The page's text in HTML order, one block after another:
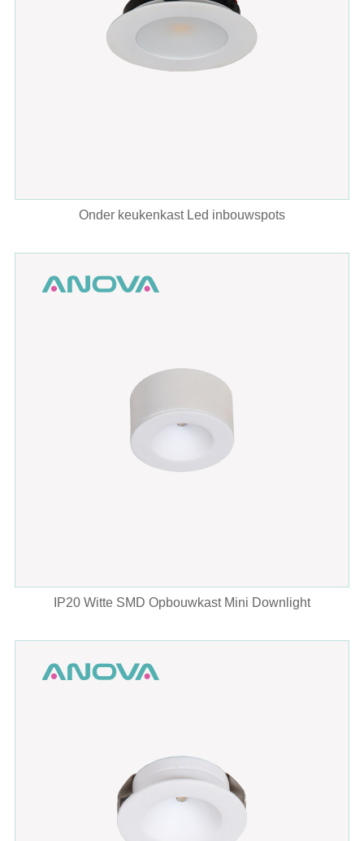
Onder keukenkast Led inbouwspots
IP20 Witte SMD Opbouwkast Mini Downlight